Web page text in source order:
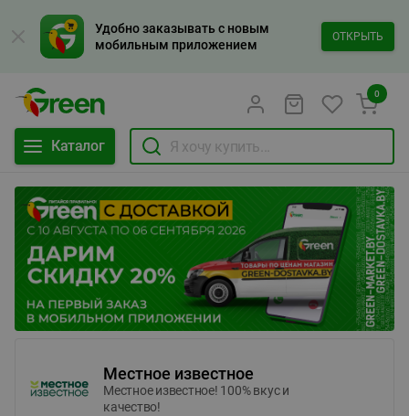
Удобно заказывать с новым
мобильным приложением
ОТКРЫТЬ
Каталог
0
Местное известное
Местное известное! 100% вкус и
качество!